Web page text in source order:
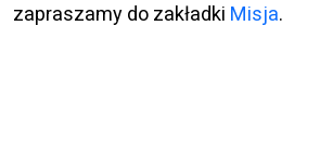
zapraszamy do zakładki Misja.